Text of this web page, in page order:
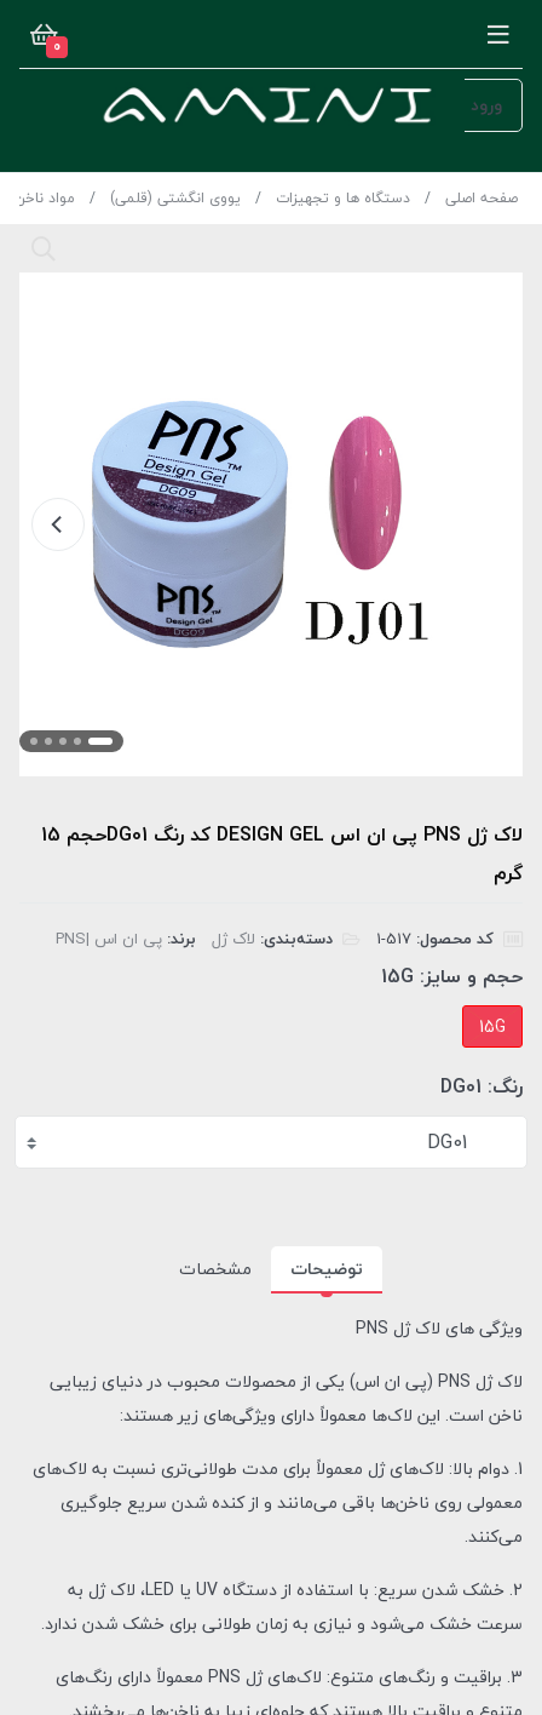
0
ورود
صفحه اصلی دستگاه ها و تجهیزات یووی انگشتی (قلمی) مواد ناخن
لاک ژل PNS پی ان اس DESIGN GEL کد رنگ DG01حجم 15
گرم
کد محصول: دسته‌بندی: لاک ژل برند: پی ان اس |PNS
حجم و سایز: 15G
15G
رنگ: DG01
DG01
توضیحات
مشخصات
ویژگی های لاک ژل PNS
لاک ژل PNS (پی ان اس) یکی از محصولات محبوب در دنیای زیبایی
ناخن است. این لاک‌ها معمولاً دارای ویژگی‌های زیر هستند:
1. دوام بالا: لاک‌های ژل معمولاً برای مدت طولانی‌تری نسبت به لاک‌های
معمولی روی ناخن‌ها باقی می‌مانند و از کنده شدن سریع جلوگیری
می‌کنند.
2. خشک شدن سریع: با استفاده از دستگاه UV یا LED، لاک ژل به
سرعت خشک می‌شود و نیازی به زمان طولانی برای خشک شدن ندارد.
3. براقیت و رنگ‌های متنوع: لاک‌های ژل PNS معمولاً دارای رنگ‌های